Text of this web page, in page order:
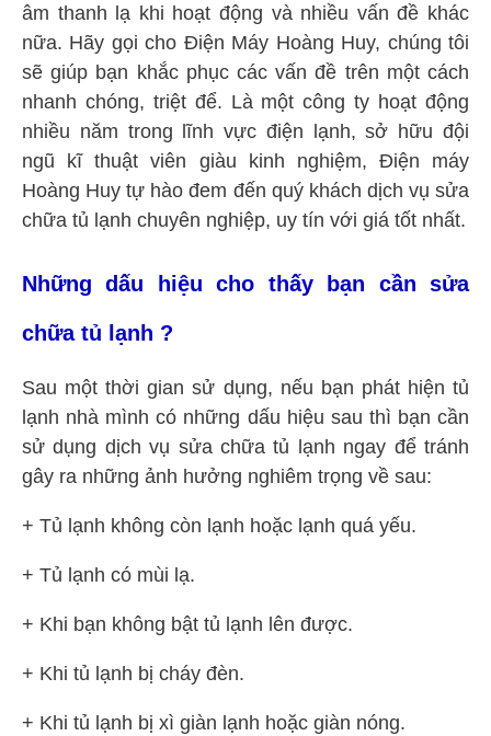
âm thanh lạ khi hoạt động và nhiều vấn đề khác
nữa. Hãy gọi cho Điện Máy Hoàng Huy, chúng tôi
sẽ giúp bạn khắc phục các vấn đề trên một cách
nhanh chóng, triệt để. Là một công ty hoạt động
nhiều năm trong lĩnh vực điện lạnh, sở hữu đội
ngũ kĩ thuật viên giàu kinh nghiệm, Điện máy
Hoàng Huy tự hào đem đến quý khách dịch vụ sửa
chữa tủ lạnh chuyên nghiệp, uy tín với giá tốt nhất.
Những dấu hiệu cho thấy bạn cần sửa
chữa tủ lạnh ?
Sau một thời gian sử dụng, nếu bạn phát hiện tủ
lạnh nhà mình có những dấu hiệu sau thì bạn cần
sử dụng dịch vụ sửa chữa tủ lạnh ngay để tránh
gây ra những ảnh hưởng nghiêm trọng về sau:
+ Tủ lạnh không còn lạnh hoặc lạnh quá yếu.
+ Tủ lạnh có mùi lạ.
+ Khi bạn không bật tủ lạnh lên được.
+ Khi tủ lạnh bị cháy đèn.
+ Khi tủ lạnh bị xì giàn lạnh hoặc giàn nóng.